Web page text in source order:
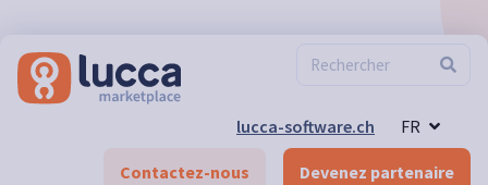
lucca-software.ch FR
Contactez-nous Devenez partenaire
Compétences & Formation>Infoteam
Business Solutions SA